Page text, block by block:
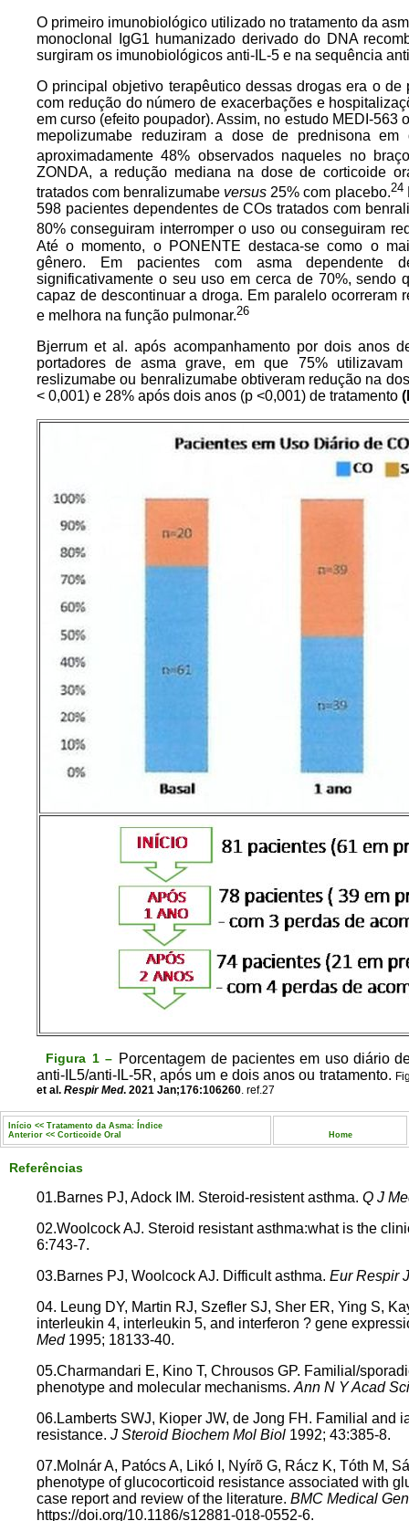
O primeiro imunobiológico utilizado no tratamento da
monoclonal IgG1 humanizado derivado do DNA
surgiram os imunobiológicos anti-IL-5 e na sequência
O principal objetivo terapêutico dessas drogas era o
com redução do número de exacerbações e
em curso (efeito poupador). Assim, no estudo MEDI-563
mepolizumabe reduziram a dose de prednisona
aproximadamente 48% observados naqueles no
ZONDA, a redução mediana na dose de corticoide
tratados com benralizumabe versus 25% com placebo.24
598 pacientes dependentes de COs tratados com
80% conseguiram interromper o uso ou conseguiram
Até o momento, o PONENTE destaca-se como o
gênero. Em pacientes com asma dependente
significativamente o seu uso em cerca de 70%, sendo
capaz de descontinuar a droga. Em paralelo ocorreram
e melhora na função pulmonar.26
Bjerrum et al. após acompanhamento por dois anos
portadores de asma grave, em que 75% utilizavam
reslizumabe ou benralizumabe obtiveram redução na
< 0,001) e 28% após dois anos (p <0,001) de tratamento
Figura 1 – Porcentagem de pacientes em uso diário
anti-IL5/anti-IL-5R, após um e dois anos ou tratamento.
et al. Respir Med. 2021 Jan;176:106260. ref.27
Início << Tratamento da Asma: Índice
Anterior << Corticoide Oral
Home
Referências
01.Barnes PJ, Adock IM. Steroid-resistent asthma. Q J
02.Woolcock AJ. Steroid resistant asthma:what is the
6:743-7.
03.Barnes PJ, Woolcock AJ. Difficult asthma. Eur Respir
04. Leung DY, Martin RJ, Szefler SJ, Sher ER, Ying S,
interleukin 4, interleukin 5, and interferon ? gene
Med 1995; 18133-40.
05.Charmandari E, Kino T, Chrousos GP. Familial/
phenotype and molecular mechanisms. Ann N Y Acad
06.Lamberts SWJ, Kioper JW, de Jong FH. Familial and
resistance. J Steroid Biochem Mol Biol 1992; 43:385-8.
07.Molnár A, Patócs A, Likó I, Nyírõ G, Rácz K, Tóth M,
phenotype of glucocorticoid resistance associated with
case report and review of the literature. BMC Medical
https://doi.org/10.1186/s12881-018-0552-6.